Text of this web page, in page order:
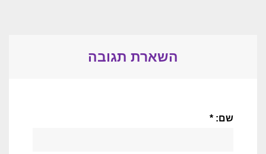
השארת תגובה
שם: *